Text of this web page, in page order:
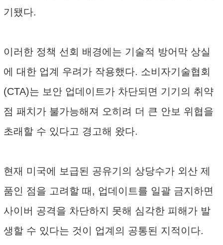
기됐다.
이러한 정책 선회 배경에는 기술적 방어막 상실
에 대한 업계 우려가 작용했다. 소비자기술협회
(CTA)는 보안 업데이트가 차단되면 기기의 취약
점 패치가 불가능해져 오히려 더 큰 안보 위협을
초래할 수 있다고 경고해 왔다.
현재 미국에 보급된 공유기의 상당수가 외산 제
품인 점을 고려할 때, 업데이트를 일괄 금지하면
사이버 공격을 차단하지 못해 심각한 피해가 발
생할 수 있다는 것이 업계의 공통된 지적이다.